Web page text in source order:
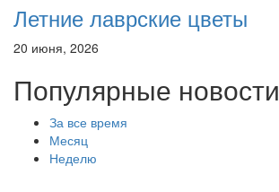
Летние лаврские цветы
20 июня, 2026
Популярные новости
За все время
Месяц
Неделю